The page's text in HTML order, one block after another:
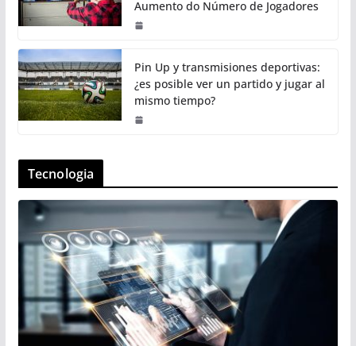
Aumento do Número de Jogadores
Pin Up y transmisiones deportivas:
¿es posible ver un partido y jugar al
mismo tiempo?
Tecnologia